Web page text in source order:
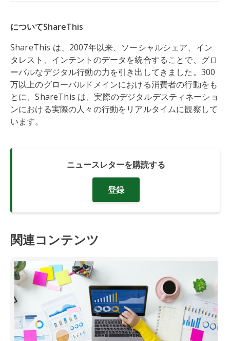
についてShareThis
ShareThis は、2007年以来、ソーシャルシェア、イン
タレスト、インテントのデータを統合することで、グロ
ーバルなデジタル行動の力を引き出してきました。300
万以上のグローバルドメインにおける消費者の行動をも
とに、ShareThis は、実際のデジタルデスティネーショ
ンにおける実際の人々の行動をリアルタイムに観察して
います。
ニュースレターを購読する
登録
関連コンテンツ